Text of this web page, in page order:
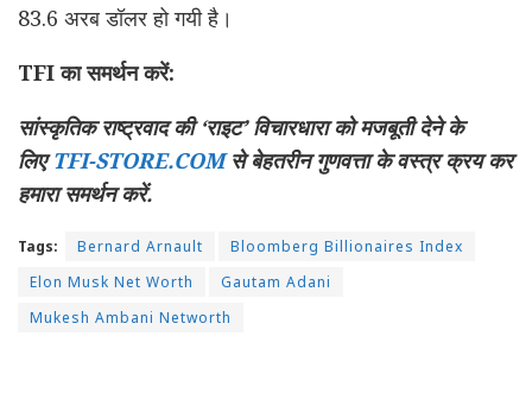
83.6 अरब डॉलर हो गयी है।
TFI का समर्थन करें:
सांस्कृतिक राष्ट्रवाद की ‘राइट’ विचारधारा को मजबूती देने के
लिएTFI-STORE.COMसे बेहतरीन गुणवत्ता के वस्त्र क्रय कर
हमारा समर्थन करें.
Tags: Bernard Arnault
Bloomberg Billionaires Index
Elon Musk Net Worth
Gautam Adani
Mukesh Ambani Networth